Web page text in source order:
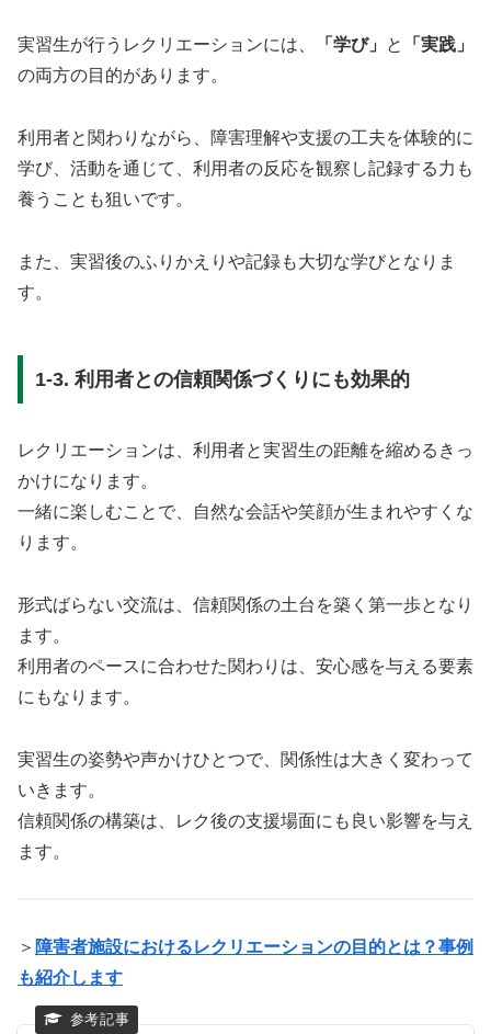
実習生が行うレクリエーションには、 「学び」 と
「実践」
の両方の目的があります。
利用者と関わりながら、障害理解や支援の工夫を体験的に
学び、活動を通じて、利用者の反応を観察し記録する力も
養うことも狙いです。
また、実習後のふりかえりや記録も大切な学びとなりま
す。
1-3. 利用者との信頼関係づくりにも効果的
レクリエーションは、利用者と実習生の距離を縮めるきっ
かけになります。
一緒に楽しむことで、自然な会話や笑顔が生まれやすくな
ります。
形式ばらない交流は、信頼関係の土台を築く第一歩となり
ます。
利用者のペースに合わせた関わりは、安心感を与える要素
にもなります。
実習生の姿勢や声かけひとつで、関係性は大きく変わって
いきます。
信頼関係の構築は、レク後の支援場面にも良い影響を与え
ます。
＞ 障害者施設におけるレクリエーションの目的とは？事例
も紹介します